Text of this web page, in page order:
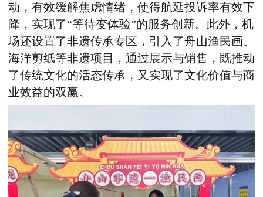
动，有效缓解焦虑情绪，使得航延投诉率有效下
降，实现了“等待变体验”的服务创新。此外，机
场还设置了非遗传承专区，引入了舟山渔民画、
海洋剪纸等非遗项目，通过展示与销售，既推动
了传统文化的活态传承，又实现了文化价值与商
业效益的双赢。